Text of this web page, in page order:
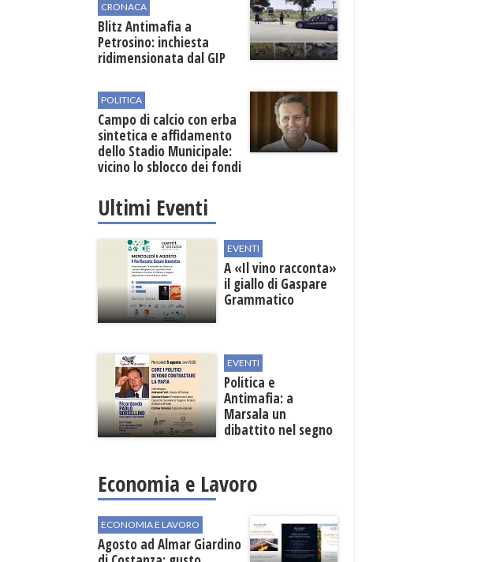
CRONACA
Blitz Antimafia a
Petrosino: inchiesta
ridimensionata dal GIP
POLITICA
Campo di calcio con erba
sintetica e affidamento
dello Stadio Municipale:
vicino lo sblocco dei fondi
Ultimi Eventi
EVENTI
A «Il vino racconta»
il giallo di Gaspare
Grammatico
EVENTI
Politica e
Antimafia: a
Marsala un
dibattito nel segno
Economia e Lavoro
ECONOMIA E LAVORO
Agosto ad Almar Giardino